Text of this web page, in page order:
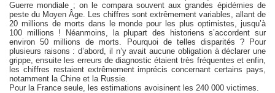
Guerre mondiale ; on le compara souvent aux grandes épidémies de
peste du Moyen Âge. Les chiffres sont extrêmement variables, allant de
20 millions de morts dans le monde pour les plus optimistes, jusqu’à
100 millions ! Néanmoins, la plupart des historiens s’accordent sur
environ 50 millions de morts. Pourquoi de telles disparités ? Pour
plusieurs raisons : d’abord, il n’y avait aucune obligation à déclarer une
grippe, ensuite les erreurs de diagnostic étaient très fréquentes et enfin,
les chiffres restaient extrêmement imprécis concernant certains pays,
notamment la Chine et la Russie.
Pour la France seule, les estimations avoisinent les 240 000 victimes.